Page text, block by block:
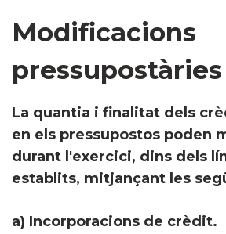
Modificacions
pressupostàries
​La quantia i finalitat dels
en els pressupostos poden
durant l'exercici, dins dels
establits, mitjançant les
a) Incorporacions de crèdit.